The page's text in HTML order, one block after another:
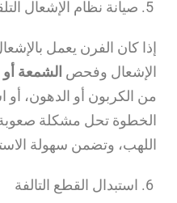
إذا كان الفرن يعمل
الإشعال وفحص الشمعة
من الكربون أو الدهون، أو
الخطوة تحل مشكلة صعوبة
اللهب، وتضمن سهولة